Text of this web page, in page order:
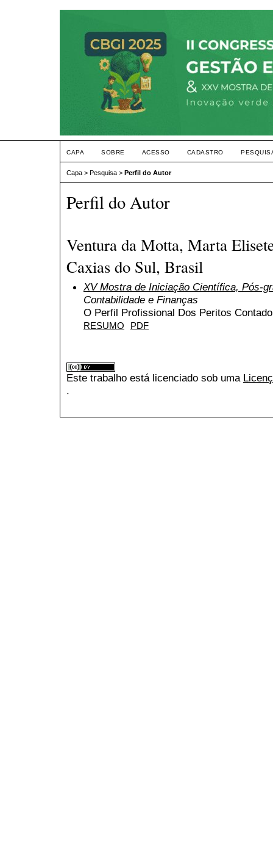
CAPA SOBRE ACESSO CADASTRO
Capa > Pesquisa > Perfil do Autor
Perfil do Autor
Ventura da Motta, Marta
Caxias do Sul, Brasil
XV Mostra de Iniciação Científica, Pós-
Contabilidade e Finanças
O Perfil Profissional Dos Peritos
RESUMO PDF
Este trabalho está licenciado sob uma
.